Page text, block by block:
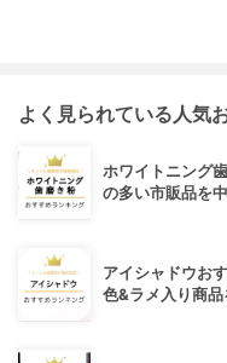
よく見られている人気
ホワイトニング
の多い市販品を
アイシャドウお
色&ラメ入り商品